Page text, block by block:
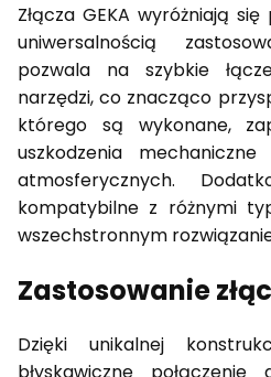
Złącza GEKA wyróżniają
uniwersalnością
pozwala na szybkie
narzędzi, co znacząco
którego są wykonane,
uszkodzenia
atmosferycznych.
kompatybilne z różnymi
wszechstronnym
Zastosowanie
Dzięki unikalnej